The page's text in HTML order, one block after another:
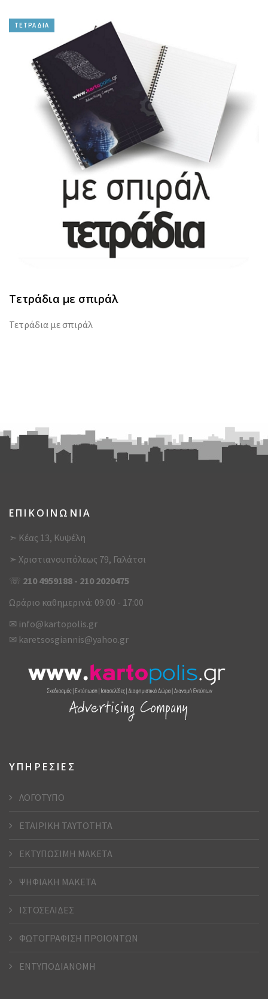
ΤΕΤΡΑΔΙΑ
Τετράδια με σπιράλ
Τετράδια με σπιράλ
ΕΠΙΚΟΙΝΩΝΙΑ
➣ Κέας 13, Κυψέλη
➣ Χριστιανουπόλεως 79, Γαλάτσι
☏ 210 4959188 - 210 2020475
Ωράριο καθημερινά: 09:00 - 17:00
✉ info@kartopolis.gr
✉ karetsosgiannis@yahoo.gr
ΥΠΗΡΕΣΙΕΣ
ΛΟΓΟΤΥΠΟ
ΕΤΑΙΡΙΚΗ ΤΑΥΤΟΤΗΤΑ
ΕΚΤΥΠΩΣΙΜΗ ΜΑΚΕΤΑ
ΨΗΦΙΑΚΗ ΜΑΚΕΤΑ
ΙΣΤΟΣΕΛΙΔΕΣ
ΦΩΤΟΓΡΑΦΙΣΗ ΠΡΟΙΟΝΤΩΝ
ΕΝΤΥΠΟΔΙΑΝΟΜΗ